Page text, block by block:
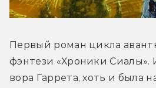
Первый роман цикла
фэнтези «Хроники Сиалы».
вора Гаррета, хоть и была